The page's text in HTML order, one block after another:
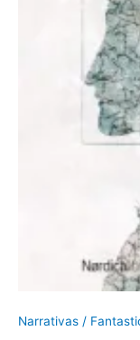
Narrativas /